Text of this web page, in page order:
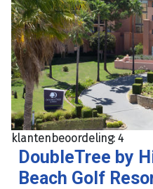
klantenbeoordeling: 4
DoubleTree by
Beach Golf